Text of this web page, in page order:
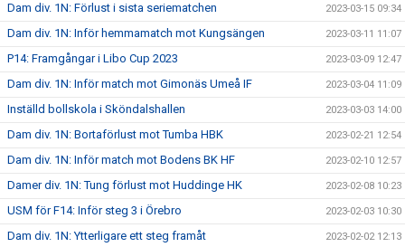
Dam div. 1N: Förlust i sista seriematchen 2023-03-15 09:34
Dam div. 1N: Inför hemmamatch mot Kungsängen 2023-03-11 11:07
P14: Framgångar i Libo Cup 2023 2023-03-09 12:47
Dam div. 1N: Inför match mot Gimonäs Umeå IF 2023-03-04 11:09
Inställd bollskola i Sköndalshallen 2023-03-03 14:00
Dam div. 1N: Bortaförlust mot Tumba HBK 2023-02-21 12:54
Dam div. 1N: Inför match mot Bodens BK HF 2023-02-10 12:57
Damer div. 1N: Tung förlust mot Huddinge HK 2023-02-08 10:23
USM för F14: Inför steg 3 i Örebro 2023-02-03 10:30
Dam div. 1N: Ytterligare ett steg framåt 2023-02-02 12:13